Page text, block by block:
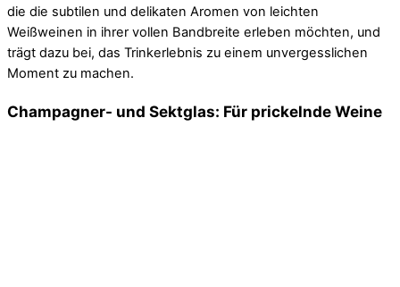
die die subtilen und delikaten Aromen von leichten
Weißweinen in ihrer vollen Bandbreite erleben möchten, und
trägt dazu bei, das Trinkerlebnis zu einem unvergesslichen
Moment zu machen.
Champagner- und Sektglas: Für prickelnde Weine